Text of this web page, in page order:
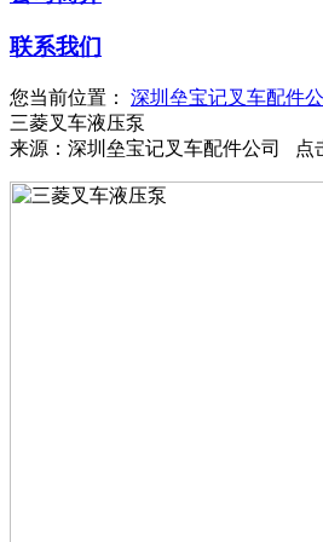
联系我们
您当前位置： 深圳垒宝记叉车配件
三菱叉车液压泵
来源：深圳垒宝记叉车配件公司 点